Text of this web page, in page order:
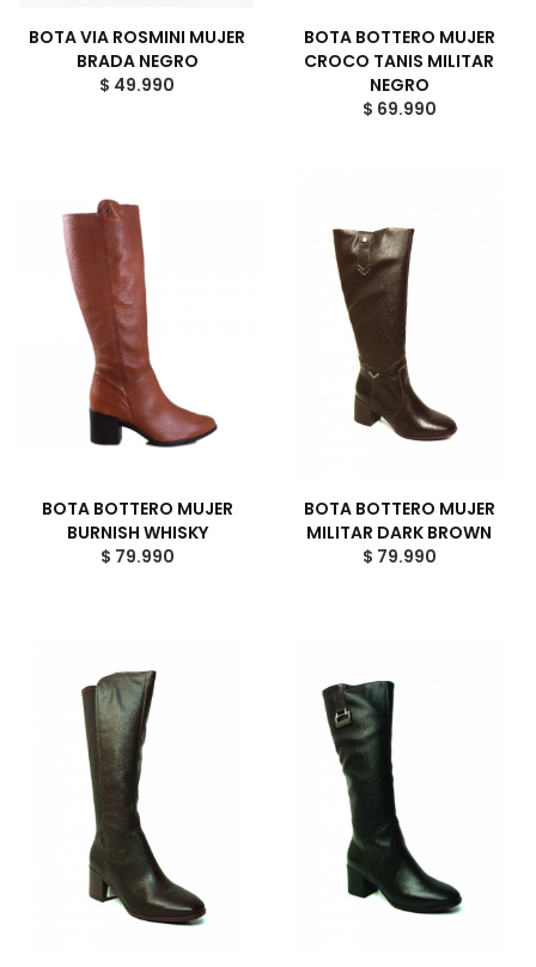
BOTA VIA ROSMINI MUJER
BRADA NEGRO
$ 49.990
BOTA BOTTERO MUJER
CROCO TANIS MILITAR
NEGRO
$ 69.990
BOTA BOTTERO MUJER
BURNISH WHISKY
$ 79.990
BOTA BOTTERO MUJER
MILITAR DARK BROWN
$ 79.990